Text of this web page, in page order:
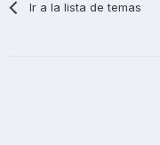
Ir a la lista de temas